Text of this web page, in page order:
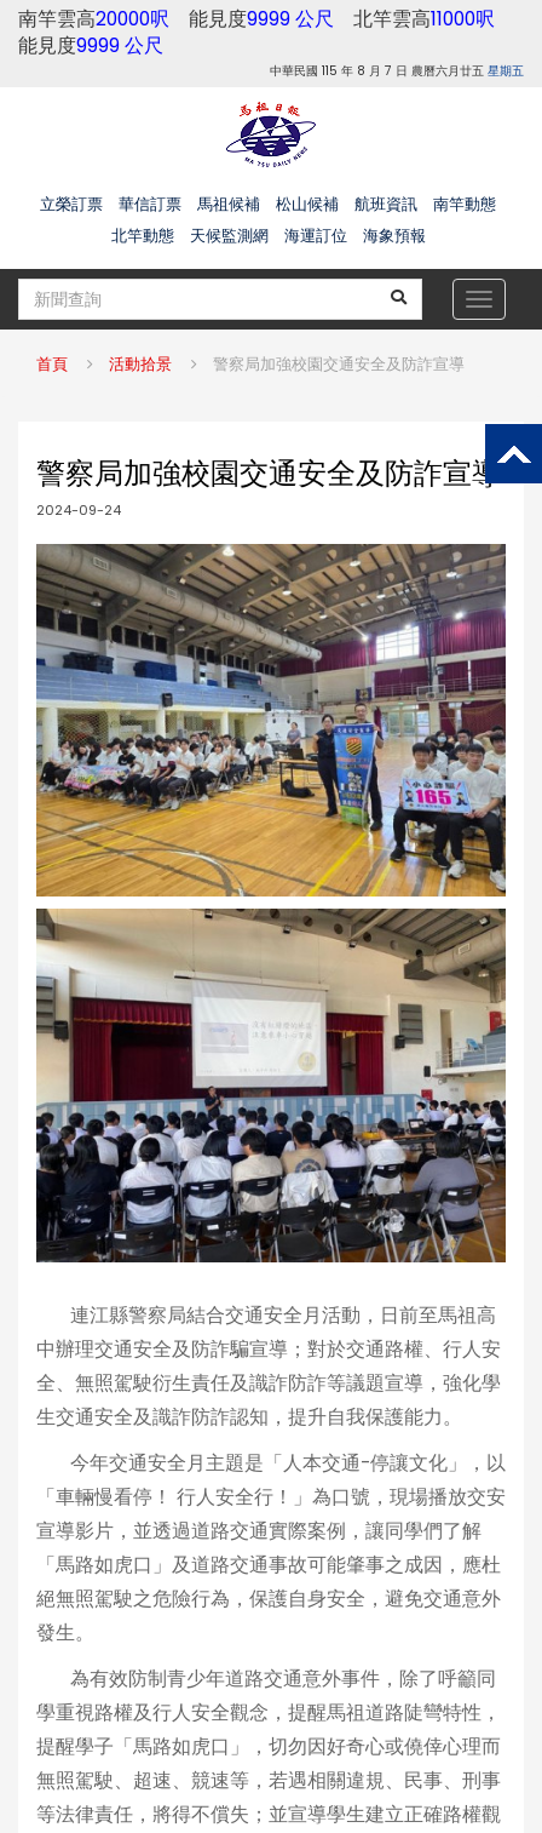
南竿雲高20000呎 能見度9999 公尺 北竿雲高11000呎
能見度9999 公尺
中華民國 115 年 8 月 7 日 農曆六月廿五 星期五
立榮訂票 華信訂票 馬祖候補 松山候補 航班資訊
南竿動態
北竿動態
天候監測網 海運訂位 海象預報
Toggle
首頁 活動拾景 警察局加強校園交通安全及防詐宣導
警察局加強校園交通安全及防詐宣導
2024-09-24
連江縣警察局結合交通安全月活動，日前至馬祖高
中辦理交通安全及防詐騙宣導；對於交通路權、行人安
全、無照駕駛衍生責任及識詐防詐等議題宣導，強化學
生交通安全及識詐防詐認知，提升自我保護能力。
今年交通安全月主題是「人本交通-停讓文化」，以
「車輛慢看停！ 行人安全行！」為口號，現場播放交安
宣導影片，並透過道路交通實際案例，讓同學們了解
「馬路如虎口」及道路交通事故可能肇事之成因，應杜
絕無照駕駛之危險行為，保護自身安全，避免交通意外
發生。
為有效防制青少年道路交通意外事件，除了呼籲同
學重視路權及行人安全觀念，提醒馬祖道路陡彎特性，
提醒學子「馬路如虎口」，切勿因好奇心或僥倖心理而
無照駕駛、超速、競速等，若遇相關違規、民事、刑事
等法律責任，將得不償失；並宣導學生建立正確路權觀